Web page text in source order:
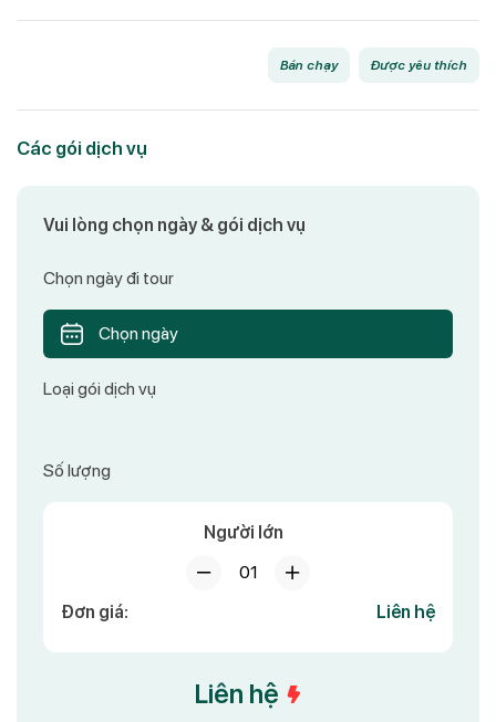
Bán chạy Được yêu thích
Các gói dịch vụ
Vui lòng chọn ngày & gói dịch vụ
Chọn ngày đi tour
Chọn ngày
Loại gói dịch vụ
Số lượng
Người lớn
01
Đơn giá:
Liên hệ
Liên hệ